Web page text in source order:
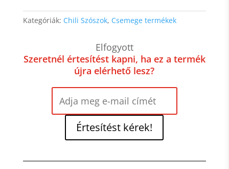
Kategóriák: Chili Szószok, Csemege termékek
Elfogyott
Szeretnél értesítést kapni, ha ez a termék
újra elérhető lesz?
Értesítést kérek!